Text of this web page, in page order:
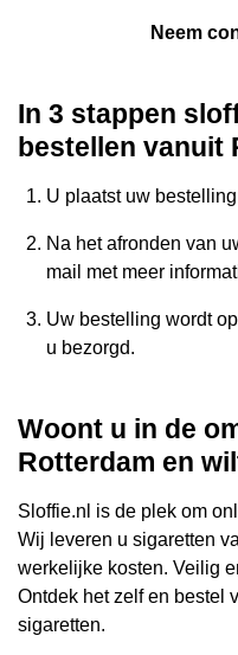
Neem
In 3 stappen
bestellen vanuit
U plaatst uw
Na het afronden van
mail met meer
Uw bestelling wordt
u bezorgd.
Woont u in de
Rotterdam en
Sloffie.nl is de plek om
Wij leveren u sigaretten
werkelijke kosten. Veilig
Ontdek het zelf en bestel
sigaretten.